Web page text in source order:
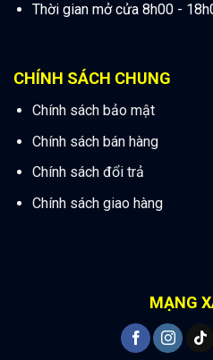
Thời gian mở cửa 8h00 -
CHÍNH SÁCH CHUNG
Chính sách bảo mật
Chính sách bán hàng
Chính sách đổi trả
Chính sách giao hàng
MẠNG